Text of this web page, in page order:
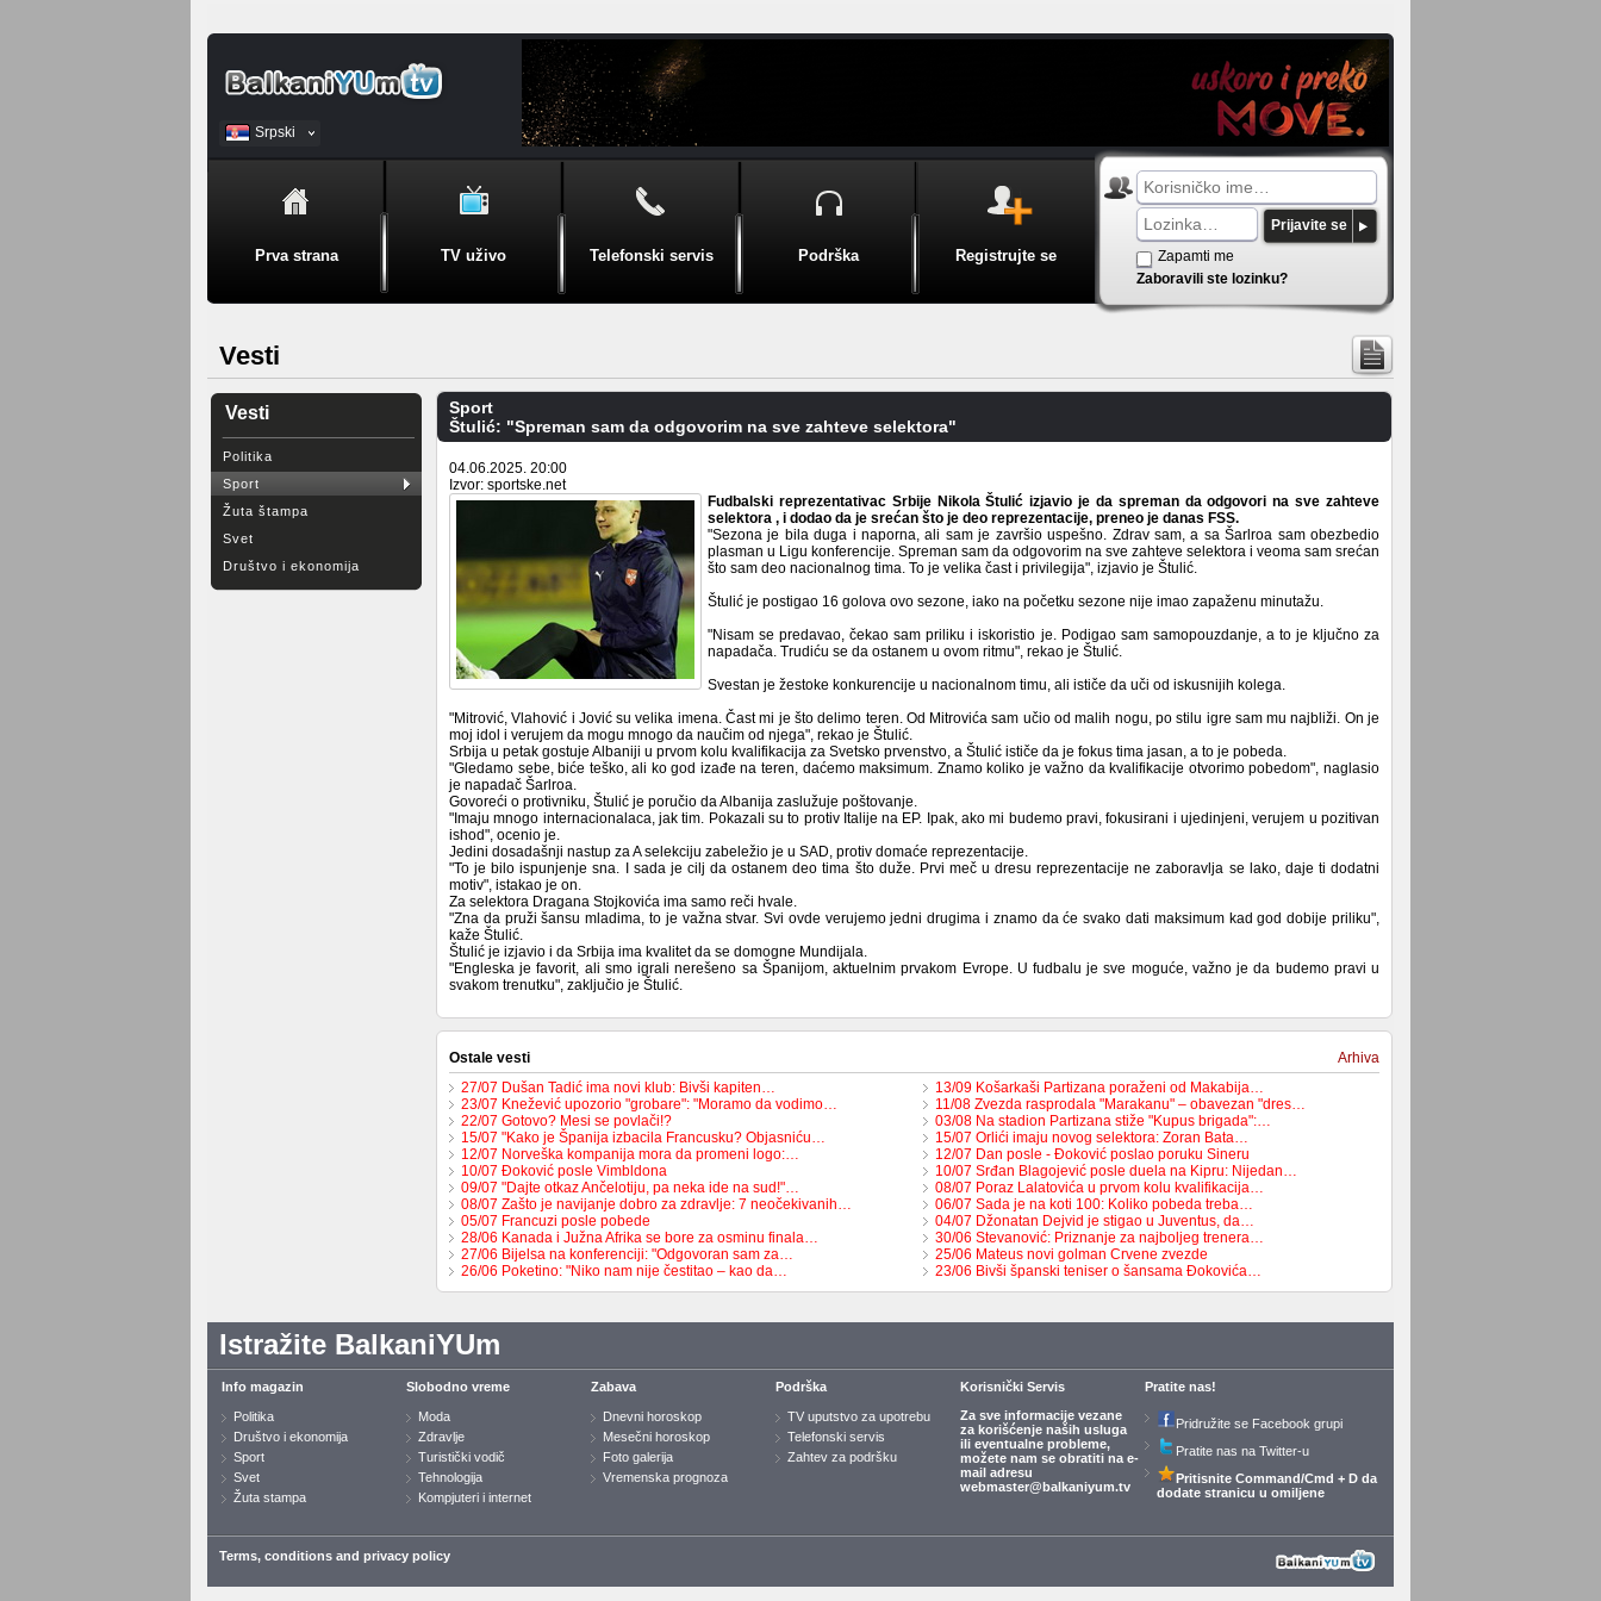
Srpski
BiH
Prva strana TV uživo Telefonski servis Podrška Registrujte se
Prijavite se
Zapamti me
Zaboravili ste lozinku?
Vesti
Vesti
Politika
Sport
Žuta štampa
Svet
Društvo i ekonomija
Sport
Štulić: "Spreman sam da odgovorim na sve zahteve selektora"
04.06.2025. 20:00
Izvor: sportske.net
Fudbalski reprezentativac Srbije Nikola Štulić izjavio je da spreman da odgovori na sve zahteve
selektora , i dodao da je srećan što je deo reprezentacije, preneo je danas FSS.
"Sezona je bila duga i naporna, ali sam je završio uspešno. Zdrav sam, a sa Šarlroa sam obezbedio
plasman u Ligu konferencije. Spreman sam da odgovorim na sve zahteve selektora i veoma sam srećan
što sam deo nacionalnog tima. To je velika čast i privilegija", izjavio je Štulić.
Štulić je postigao 16 golova ovo sezone, iako na početku sezone nije imao zapaženu minutažu.
"Nisam se predavao, čekao sam priliku i iskoristio je. Podigao sam samopouzdanje, a to je ključno za
napadača. Trudiću se da ostanem u ovom ritmu", rekao je Štulić.
Svestan je žestoke konkurencije u nacionalnom timu, ali ističe da uči od iskusnijih kolega.
"Mitrović, Vlahović i Jović su velika imena. Čast mi je što delimo teren. Od Mitrovića sam učio od malih nogu, po stilu igre sam mu najbliži. On je
moj idol i verujem da mogu mnogo da naučim od njega", rekao je Štulić.
Srbija u petak gostuje Albaniji u prvom kolu kvalifikacija za Svetsko prvenstvo, a Štulić ističe da je fokus tima jasan, a to je pobeda.
"Gledamo sebe, biće teško, ali ko god izađe na teren, daćemo maksimum. Znamo koliko je važno da kvalifikacije otvorimo pobedom", naglasio
je napadač Šarlroa.
Govoreći o protivniku, Štulić je poručio da Albanija zaslužuje poštovanje.
"Imaju mnogo internacionalaca, jak tim. Pokazali su to protiv Italije na EP. Ipak, ako mi budemo pravi, fokusirani i ujedinjeni, verujem u pozitivan
ishod", ocenio je.
Jedini dosadašnji nastup za A selekciju zabeležio je u SAD, protiv domaće reprezentacije.
"To je bilo ispunjenje sna. I sada je cilj da ostanem deo tima što duže. Prvi meč u dresu reprezentacije ne zaboravlja se lako, daje ti dodatni
motiv", istakao je on.
Za selektora Dragana Stojkovića ima samo reči hvale.
"Zna da pruži šansu mladima, to je važna stvar. Svi ovde verujemo jedni drugima i znamo da će svako dati maksimum kad god dobije priliku",
kaže Štulić.
Štulić je izjavio i da Srbija ima kvalitet da se domogne Mundijala.
"Engleska je favorit, ali smo igrali nerešeno sa Španijom, aktuelnim prvakom Evrope. U fudbalu je sve moguće, važno je da budemo pravi u
svakom trenutku", zaključio je Štulić.
Ostale vesti
Arhiva
27/07 Dušan Tadić ima novi klub: Bivši kapiten…
23/07 Knežević upozorio "grobare": "Moramo da vodimo…
22/07 Gotovo? Mesi se povlači!?
15/07 "Kako je Španija izbacila Francusku? Objasniću…
12/07 Norveška kompanija mora da promeni logo:…
10/07 Đoković posle Vimbldona
09/07 "Dajte otkaz Ančelotiju, pa neka ide na sud!"…
08/07 Zašto je navijanje dobro za zdravlje: 7 neočekivanih…
05/07 Francuzi posle pobede
28/06 Kanada i Južna Afrika se bore za osminu finala…
27/06 Bijelsa na konferenciji: "Odgovoran sam za…
26/06 Poketino: "Niko nam nije čestitao – kao da…
13/09 Košarkaši Partizana poraženi od Makabija…
11/08 Zvezda rasprodala "Marakanu" – obavezan "dres…
03/08 Na stadion Partizana stiže "Kupus brigada":…
15/07 Orlići imaju novog selektora: Zoran Bata…
12/07 Dan posle - Đoković poslao poruku Sineru
10/07 Srđan Blagojević posle duela na Kipru: Nijedan…
08/07 Poraz Lalatovića u prvom kolu kvalifikacija…
06/07 Sada je na koti 100: Koliko pobeda treba…
04/07 Džonatan Dejvid je stigao u Juventus, da…
30/06 Stevanović: Priznanje za najboljeg trenera…
25/06 Mateus novi golman Crvene zvezde
23/06 Bivši španski teniser o šansama Đokovića…
Istražite BalkaniYUm
Info magazin
Politika
Društvo i ekonomija
Sport
Svet
Žuta stampa
Slobodno vreme
Moda
Zdravlje
Turistički vodič
Tehnologija
Kompjuteri i internet
Zabava
Dnevni horoskop
Mesečni horoskop
Foto galerija
Vremenska prognoza
Podrška
TV uputstvo za upotrebu
Telefonski servis
Zahtev za podršku
Korisnički Servis
Za sve informacije vezane
za korišćenje naših usluga
ili eventualne probleme,
možete nam se obratiti na e-
mail adresu
webmaster@balkaniyum.tv
Pratite nas!
Pridružite se Facebook grupi
Pratite nas na Twitter-u
Pritisnite Command/Cmd + D da
dodate stranicu u omiljene
Terms, conditions and privacy policy